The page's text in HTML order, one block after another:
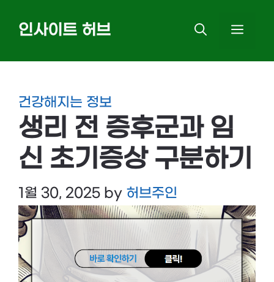
인사이트 허브
건강해지는 정보
생리 전 증후군과 임
신 초기증상 구분하기
1월 30, 2025 by 허브주인